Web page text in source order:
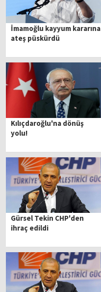
İmamoğlu kayyum kararına
ateş püskürdü
Kılıçdaroğlu'na dönüş
yolu!
Gürsel Tekin CHP'den
ihraç edildi